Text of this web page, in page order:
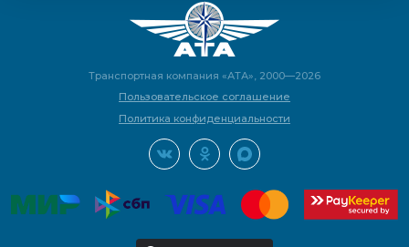
Транспортная компания «АТА», 2000—2026
Пользовательское соглашение
Политика конфиденциальности